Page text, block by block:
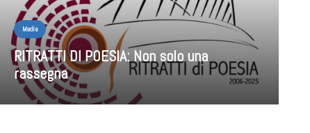
Media
RITRATTI DI POESIA: Non solo una
rassegna